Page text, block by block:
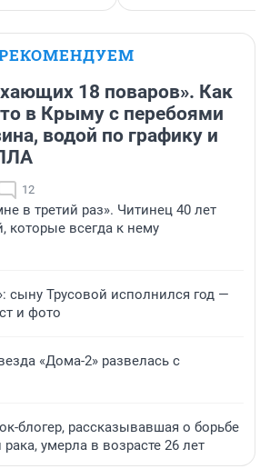
18 поваров». Как
в Крыму с перебоями
водой по графику и
12
в третий раз». Читинец 40 лет
которые всегда к нему
сыну Трусовой исполнился год —
и фото
«Дома-2» развелась с
блогер, рассказывавшая о борьбе
умерла в возрасте 26 лет